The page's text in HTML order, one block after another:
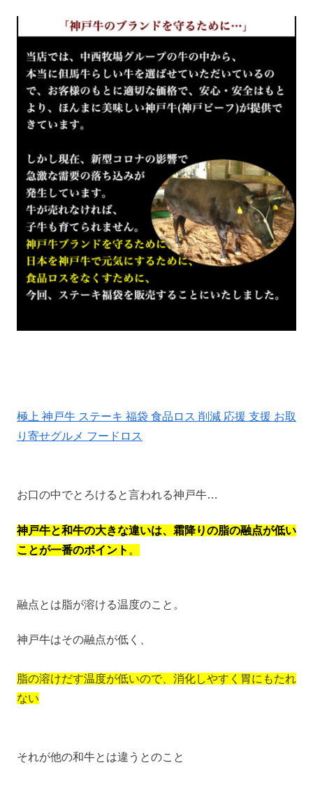
極上 神戸牛 ステーキ 福袋 食品ロス 削減 応援 支援 お取
り寄せグルメ フードロス
お口の中でとろけると言われる神戸牛…
神戸牛と和牛の大きな違いは、霜降りの脂の融点が低い
ことが一番のポイント 。
融点とは脂が溶ける温度のこと。
神戸牛はその融点が低く、
脂の溶けだす温度が低いので、消化しやすく胃にもたれ
ない
それが他の和牛とは違うとのこと